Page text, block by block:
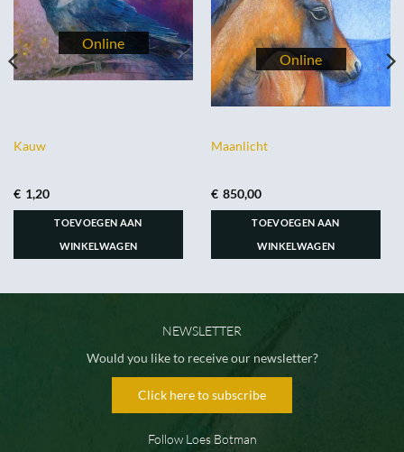
Kauw
€ 1,20
TOEVOEGEN AAN
WINKELWAGEN
Maanlicht
€ 850,00
TOEVOEGEN AAN
WINKELWAGEN
NEWSLETTER
Would you like to receive our newsletter?
Click here to subscribe
Follow Loes Botman